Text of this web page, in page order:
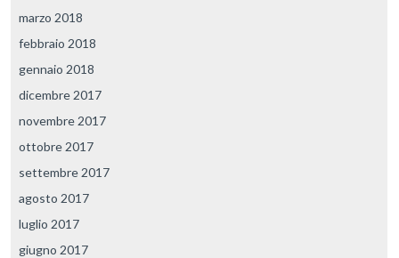
marzo 2018
febbraio 2018
gennaio 2018
dicembre 2017
novembre 2017
ottobre 2017
settembre 2017
agosto 2017
luglio 2017
giugno 2017